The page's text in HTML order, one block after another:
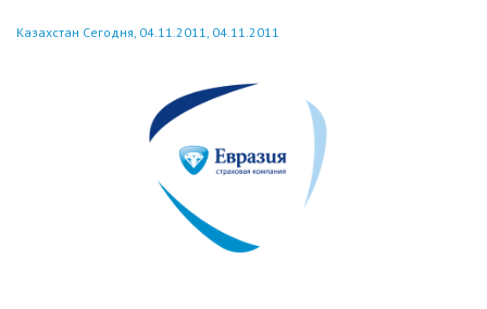
Казахстан Сегодня, 04.11.2011, 04.11.2011